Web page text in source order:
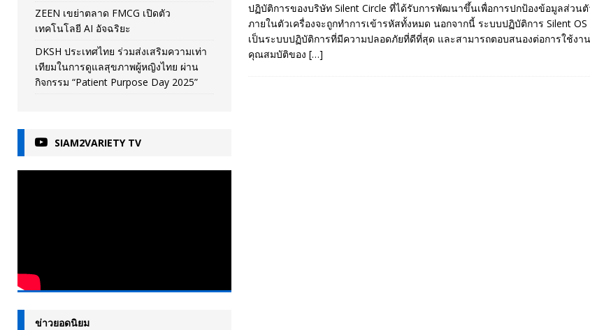
ปฏิบัติการของบริษัท Silent Circle ที่ได้รับการพัฒนาขึ้นเพื่อการปกป้องข้อมูลส่วน
ภายในตัวเครื่องจะถูกทำการเข้ารหัสทั้งหมด นอกจากนี้ ระบบปฏิบัติการ Silent
เป็นระบบปฏิบัติการที่มีความปลอดภัยที่ดีที่สุด และสามารถตอบสนองต่อการใช้งา
คุณสมบัติของ […]
ZEEN เขย่าตลาด FMCG เปิดตัว
เทคโนโลยี AI อัจฉริยะ
DKSH ประเทศไทย ร่วมส่งเสริมความเท่า
เทียมในการดูแลสุขภาพผู้หญิงไทย ผ่าน
กิจกรรม “Patient Purpose Day 2025”
SIAM2VARIETY TV
ข่าวยอดนิยม